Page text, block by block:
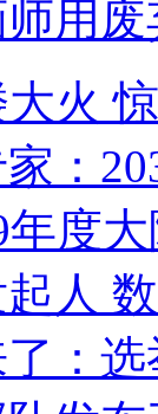
用
大火
：
度
人
：